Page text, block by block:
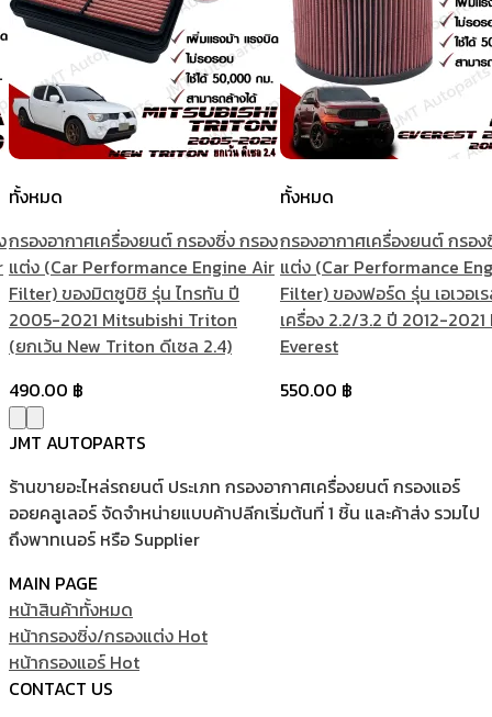
ทั้งหมด
กรองอากาศเครื่องยนต์ กรองซิ่ง กรอง
แต่ง (Car Performance Engine Air
Filter) ของมิตซูบิชิ รุ่น ไทรทัน ปี
2005-2021 Mitsubishi Triton
(ยกเว้น New Triton ดีเซล 2.4)
490.00 ฿
ทั้งหมด
กรองอากาศเครื่องยนต์ กรอ
แต่ง (Car Performance
Filter) ของฟอร์ด รุ่น เอเวอเ
เครื่อง 2.2/3.2 ปี 2012-2021
Everest
550.00 ฿
JMT AUTOPARTS
ร้านขายอะไหล่รถยนต์ ประเภท กรองอากาศเครื่องยนต์ กรองแอร์
ออยคลูเลอร์ จัดจำหน่ายแบบค้าปลีกเริ่มต้นที่ 1 ชิ้น และค้าส่ง รวมไป
ถึงพาทเนอร์ หรือ Supplier
MAIN PAGE
หน้าสินค้าทั้งหมด
หน้ากรองซิ่ง/กรองแต่ง
หน้ากรองแอร์
CONTACT US